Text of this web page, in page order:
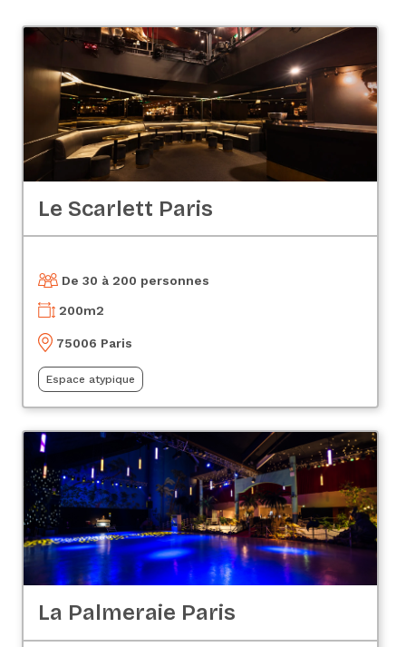
Le Scarlett Paris
De 30 à 200 personnes
200m2
75006 Paris
Espace atypique
La Palmeraie Paris